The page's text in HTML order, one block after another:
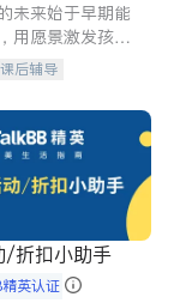
未来始于早期能
用愿景激发孩子
和动力。理念：
后辅导
/折扣小助手
英认证